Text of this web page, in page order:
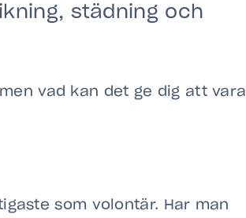
städning och
vad kan det ge dig att vara
som volontär. Har man